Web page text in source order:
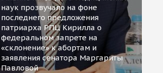
наук прозвучало на фоне
последнего предложения
патриарха РПЦ Кирилла о
федеральном запрете на
«склонение» к абортам и
заявления сенатора Маргариты
Павловой